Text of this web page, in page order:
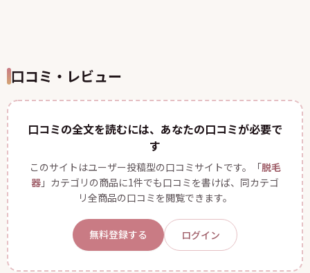
口コミ・レビュー
口コミの全文を読むには、あなたの口コミが必要で
す
このサイトはユーザー投稿型の口コミサイトです。「脱毛
器 」カテゴリの商品に1件でも口コミを書けば、同カテゴ
リ全商品の口コミを閲覧できます。
無料登録する ログイン